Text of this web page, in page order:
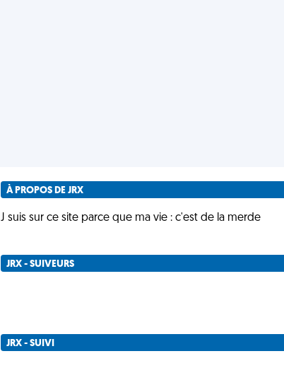
À PROPOS DE JRX
J suis sur ce site parce que ma vie : c'est de la merde
JRX - SUIVEURS
JRX - SUIVI